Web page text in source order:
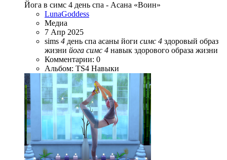
Йога в симс 4 день спа - Асана «Воин»
LunaGoddess
Медиа
7 Апр 2025
sims 4 день спа асаны йоги симс 4 здоровый образ
жизни йога симс 4 навык здорового образа жизни
Комментарии: 0
Альбом: TS4 Навыки